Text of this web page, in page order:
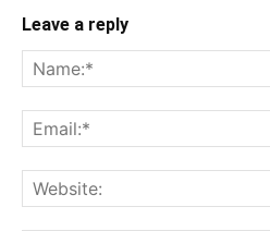
Leave a reply